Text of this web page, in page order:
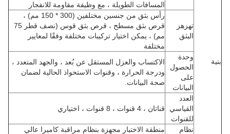
بنية
المسافات الطويلة ، مع وظيفة مقاومة للانفجار
تهزهز
البثق
رأس بثق من جنسين مختلفين (300 * 150 مم) ،
قرص بثق مسطح ، قرص بثق قوس (نصف قطر 75
مم) ، يمكن اختيار تركيبات مختلفة وفقًا لمعايير
مختلفة
وحدة
الحصول
على
البيانات
الاكتساب والعزل المستقل عن بُعد ، والجهد المتعدد ،
ودرجة الحرارة ، وقنوات الاستحواذ الحالية لضمان
صحة البيانات.
العدد
القياسي
للقنوات
قناتان ، 4 قنوات ، 8 قنوات ، اختياري
نظام
منطقة الاختبار مجهزة بنظام مراقبة كاميرا عالي